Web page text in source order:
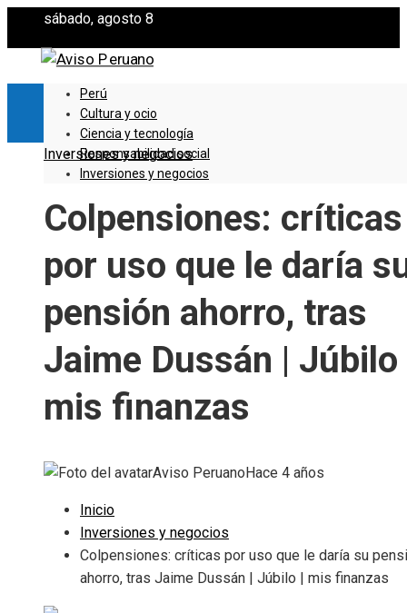
sábado, agosto 8
Perú
Cultura y ocio
Ciencia y tecnología
Responsabilidad social
Inversiones y negocios
Inversiones y negocios
Colpensiones: críticas
por uso que le daría
pensión ahorro, tras
Jaime Dussán | Júbilo
mis finanzas
Aviso Peruano Hace 4 años
Inicio
Inversiones y negocios
Colpensiones: críticas por uso que le daría su
ahorro, tras Jaime Dussán | Júbilo | mis finanzas